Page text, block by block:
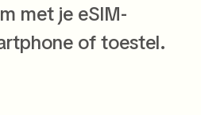
met je eSIM-
of toestel.